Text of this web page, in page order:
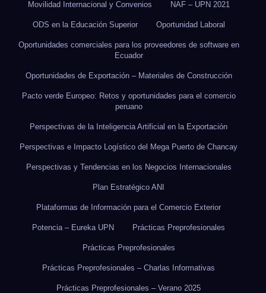
Movilidad Internacional y Convenios NAF – UPN 2021
ODS en la Educación Superior Oportunidad Laboral
Oportunidades comerciales para los proveedores de software en
Ecuador
Oportunidades de Exportación – Materiales de Construcción
Pacto verde Europeo: Retos y oportunidades para el comercio
peruano
Perspectivas de la Inteligencia Artificial en la Exportación
Perspectivas e Impacto Logístico del Mega Puerto de Chancay
Perspectivas y Tendencias en los Negocios Internacionales
Plan Estratégico ANI
Plataformas de Información para el Comercio Exterior
Potencia – Eureka UPN Prácticas Preprofesionales
Prácticas Preprofesionales
Prácticas Preprofesionales – Charlas Informativas
Prácticas Preprofesionales – Verano 2025